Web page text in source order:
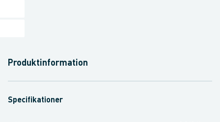
Produktinformation
Specifikationer